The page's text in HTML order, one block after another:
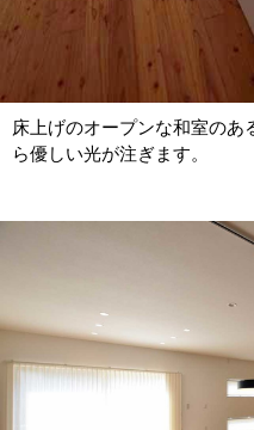
床上げのオープンな和室の
ら優しい光が注ぎます。